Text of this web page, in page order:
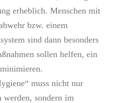
erheblich. Menschen mit
bzw. einem
sind dann besonders
sollen helfen, ein
muss nicht nur
werden, sondern im